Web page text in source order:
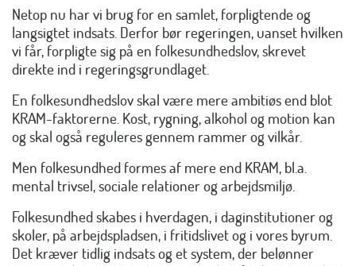
Netop nu har vi brug for en samlet, forpligtende og
langsigtet indsats. Derfor bør regeringen, uanset hvilken
vi får, forpligte sig på en folkesundhedslov, skrevet
direkte ind i regeringsgrundlaget.
En folkesundhedslov skal være mere ambitiøs end blot
KRAM-faktorerne. Kost, rygning, alkohol og motion kan
og skal også reguleres gennem rammer og vilkår.
Men folkesundhed formes af mere end KRAM, bl.a.
mental trivsel, sociale relationer og arbejdsmiljø.
Folkesundhed skabes i hverdagen, i daginstitutioner og
skoler, på arbejdspladsen, i fritidslivet og i vores byrum.
Det kræver tidlig indsats og et system, der belønner